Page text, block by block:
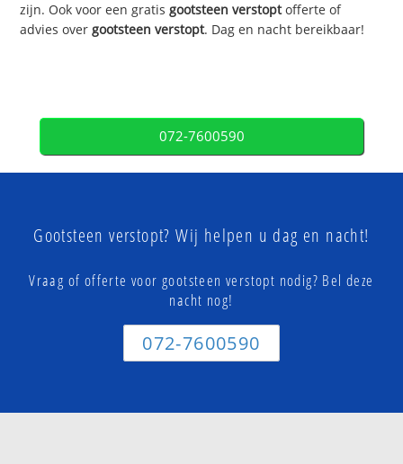
zijn. Ook voor een gratisgootsteen verstoptofferte of
advies overgootsteen verstopt. Dag en nacht bereikbaar!
072-7600590
Gootsteen verstopt? Wij helpen u dag en nacht!
Vraag of offerte voor gootsteen verstopt nodig? Bel deze
nacht nog!
072-7600590